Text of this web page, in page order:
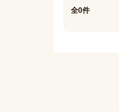
全0件